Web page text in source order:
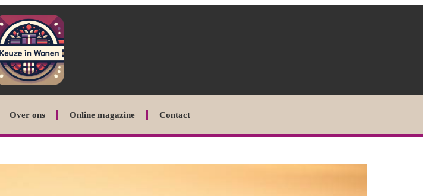
Over ons Online magazine Contact